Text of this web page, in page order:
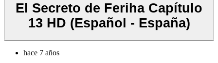
El Secreto de Feriha Capítulo
13 HD (Español - España)
hace 7 años